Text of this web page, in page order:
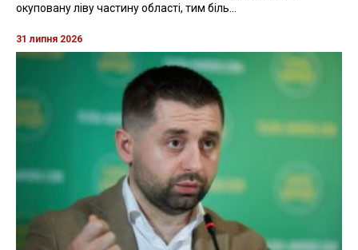
окуповану ліву частину області, тим біль...
31 липня 2026